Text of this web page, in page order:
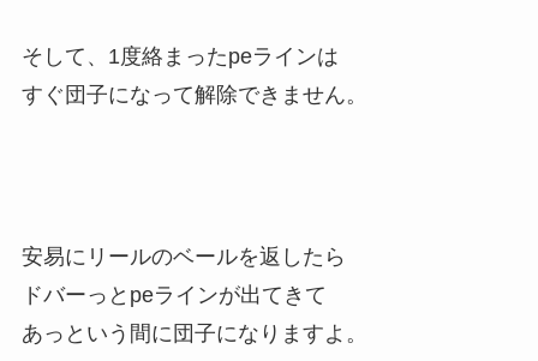
そして、1度絡まったpeラインは
すぐ団子になって解除できません。
安易にリールのベールを返したら
ドバーっとpeラインが出てきて
あっという間に団子になりますよ。